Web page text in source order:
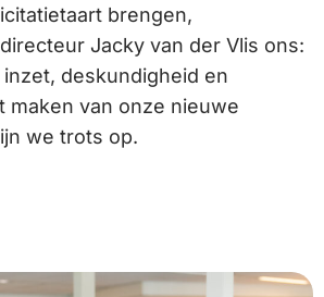
brengen,
Jacky van der Vlis ons:
inzet, deskundigheid en
maken van onze nieuwe
we trots op.